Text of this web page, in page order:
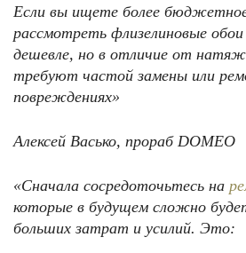
Если вы ищете более
рассмотреть флизелиновые
дешевле, но в отличие от
требуют частой замены или
повреждениях»
Алексей Васько, прораб DOMEO
«Сначала сосредоточьтесь на
которые в будущем сложно
больших затрат и усилий. Это: